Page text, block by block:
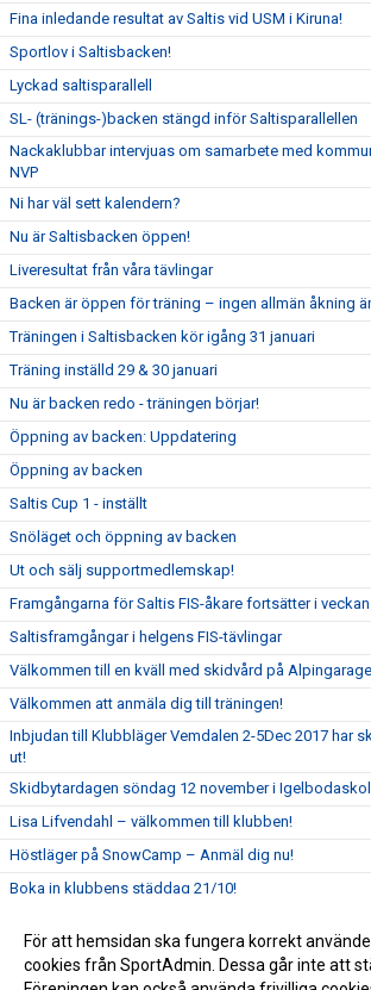
Fina inledande resultat av Saltis vid USM i Kiruna!
Sportlov i Saltisbacken!
Lyckad saltisparallell
SL- (tränings-)backen stängd inför Saltisparallellen
Nackaklubbar intervjuas om samarbete med
NVP
Ni har väl sett kalendern?
Nu är Saltisbacken öppen!
Liveresultat från våra tävlingar
Backen är öppen för träning – ingen allmän åkning
Träningen i Saltisbacken kör igång 31 januari
Träning inställd 29 & 30 januari
Nu är backen redo - träningen börjar!
Öppning av backen: Uppdatering
Öppning av backen
Saltis Cup 1 - inställt
Snöläget och öppning av backen
Ut och sälj supportmedlemskap!
Framgångarna för Saltis FIS-åkare fortsätter i veckan
Saltisframgångar i helgens FIS-tävlingar
Välkommen till en kväll med skidvård på
Välkommen att anmäla dig till träningen!
Inbjudan till Klubbläger Vemdalen 2-5Dec 2017 har
ut!
Skidbytardagen söndag 12 november i
Lisa Lifvendahl – välkommen till klubben!
Höstläger på SnowCamp – Anmäl dig nu!
Boka in klubbens städdag 21/10!
Välkommen på årsmöte med kickoff för säsongen
2017/2018!
För att hemsidan ska fungera korrekt
cookies från SportAdmin. Dessa går inte att